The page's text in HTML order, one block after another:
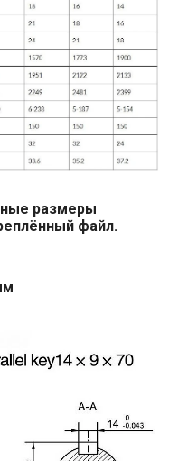
размеры
файл.